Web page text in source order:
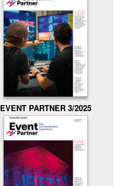
EVENT PARTNER 3/2025